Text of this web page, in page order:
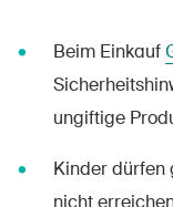
Beim Einkauf
ungiftige
Kinder dürfen
nicht